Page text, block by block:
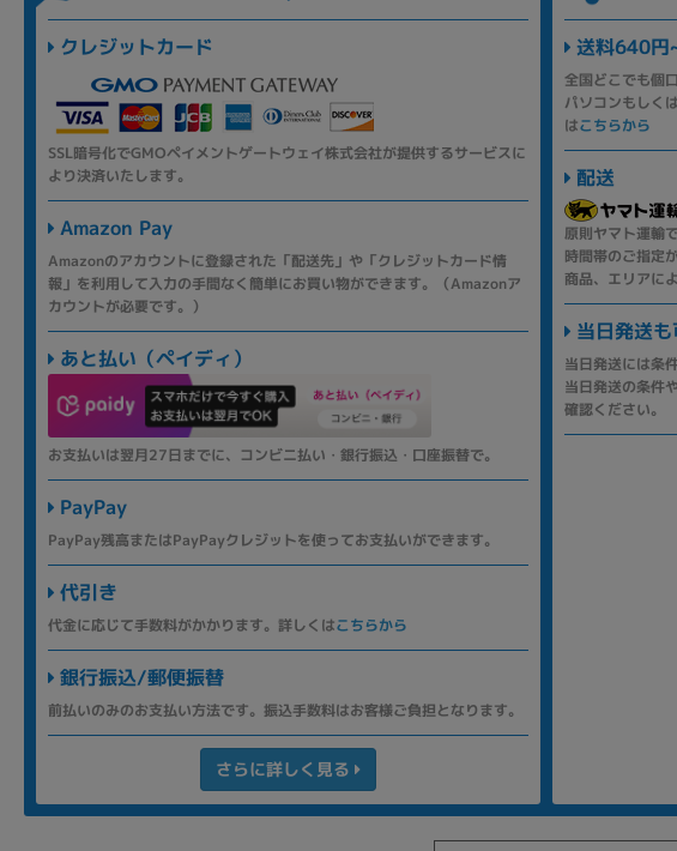
クレジットカード
SSL暗号化でGMOペイメントゲートウェイ株式会社が提供するサービスに
より決済いたします。
Amazon Pay
Amazonのアカウントに登録された「配送先」や「クレジットカード情
報」を利用して入力の手間なく簡単にお買い物ができます。（Amazonア
カウントが必要です。）
あと払い（ペイディ）
お支払いは翌月27日までに、コンビニ払い・銀行振込・口座振替で。
PayPay
PayPay残高またはPayPayクレジットを使ってお支払いができます。
代引き
代金に応じて手数料がかかります。詳しくはこちらから
銀行振込/郵便振替
前払いのみのお支払い方法です。振込手数料はお客様ご負担となります。
さらに詳しく見る
送料640円
全国どこでも個
パソコンもしく
はこちらから
配送
原則ヤマト運輸
時間帯のご指定
商品、エリアに
当日発送
当日発送には条
当日発送の条件
確認ください。